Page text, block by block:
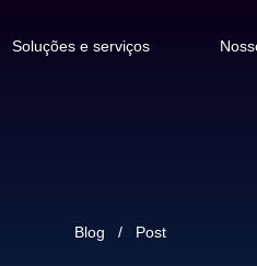
Soluções e serviços
Blog / Post